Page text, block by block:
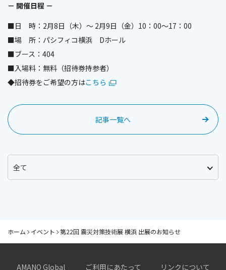
－ 開催日程 －
■日 時：2月8日（木）～ 2月9日（金）10：00～17：00
■場 所：パシフィコ横浜 Dホール
■ブース：404
■入場料：無料（招待券持参者）
◆招待券をご希望の方はこちら
記事一覧へ
ホーム イベント 第22回 震災対策技術展 横浜 出展のお知らせ
AMANO Global ご利用にあたって リンクについて